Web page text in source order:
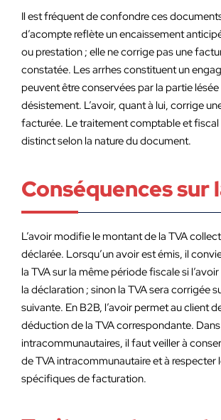
Il est fréquent de confondre ces
d’acompte reflète un encaissement
ou prestation ; elle ne corrige pas une
constatée. Les arrhes constituent un
peuvent être conservées par la partie
désistement. L’avoir, quant à lui, corrige
facturée. Le traitement comptable et
distinct selon la nature du document.
Conséquences sur
L’avoir modifie le montant de la TVA
déclarée. Lorsqu’un avoir est émis, il
la TVA sur la même période fiscale si
la déclaration ; sinon la TVA sera corrigée
suivante. En B2B, l’avoir permet au client
déduction de la TVA correspondante.
intracommunautaires, il faut veiller à
de TVA intracommunautaire et à respecter
spécifiques de facturation.